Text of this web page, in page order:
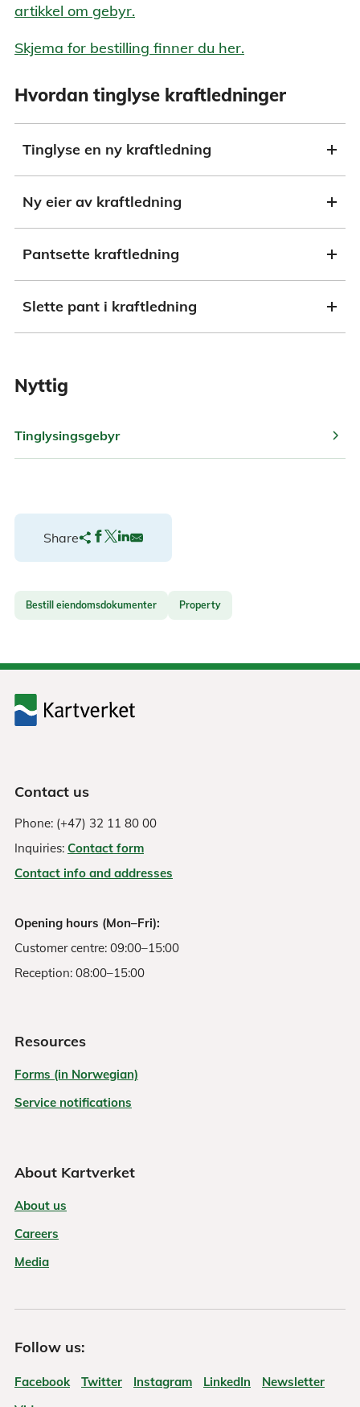
artikkel om gebyr.
Skjema for bestilling finner du her.
Hvordan tinglyse kraftledninger
Tinglyse en ny kraftledning
Ny eier av kraftledning
Pantsette kraftledning
Slette pant i kraftledning
Nyttig
Tinglysingsgebyr chevron_right
Share
Bestill eiendomsdokumenter Property
Contact us
Phone: (+47) 32 11 80 00
Inquiries: Contact form
Contact info and addresses
Opening hours (Mon–Fri):
Customer centre: 09:00–15:00
Reception: 08:00–15:00
Resources
Forms (in Norwegian)
Service notifications
About Kartverket
About us
Careers
Media
Follow us:
Facebook Twitter Instagram LinkedIn
Newsletter